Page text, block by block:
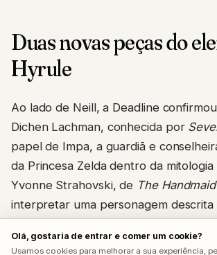
Duas novas peças do
Hyrule
Ao lado de Neill, a Deadline
Dichen Lachman, conhecida por
papel de Impa, a guardiã e
da Princesa Zelda dentro da
Yvonne Strahovski, de The
interpretar uma personagem descrita
“rainha”, levantando especulação
ela viva a Rainha de Hyrule,
Olá, gostaria de entrar e comer um cookie?
Usamos cookies para melhorar a sua experiência,